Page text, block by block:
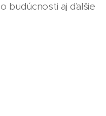
budúcnosti aj ďalšie